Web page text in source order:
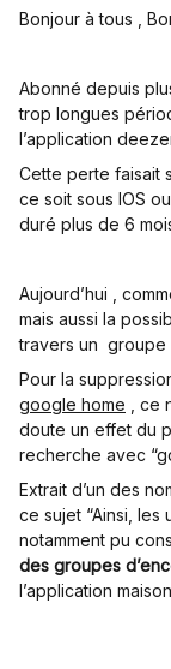
Bonjour à tous ,
Abonné depuis
trop longues
l’application
Cette perte faisait
ce soit sous IOS
duré plus de 6
Aujourd’hui ,
mais aussi la
travers un groupe
Pour la
google home , ce
doute un effet du
recherche avec
Extrait d’un des
ce sujet “Ainsi, les
notamment pu
des groupes
l’application